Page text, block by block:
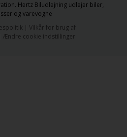
Hertz Biludlejning udlejer biler,
og varevogne
| Vilkår for brug af
Ændre cookie indstillinger